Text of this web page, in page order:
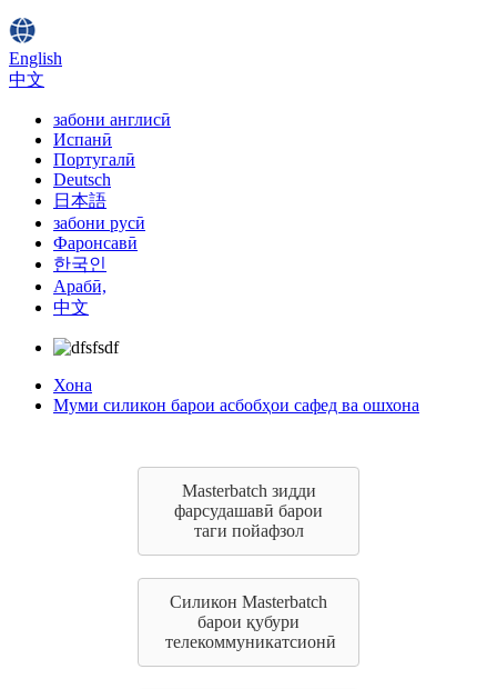
English
中文
забони англисӣ
Испанӣ
Португалӣ
Deutsch
日本語
забони русӣ
Фаронсавӣ
한국인
Арабӣ,
中文
Хона
Муми силикон барои асбобҳои сафед ва ошхона
Masterbatch зидди
фарсудашавӣ барои
таги пойафзол
Силикон Masterbatch
барои қубури
телекоммуникатсионӣ